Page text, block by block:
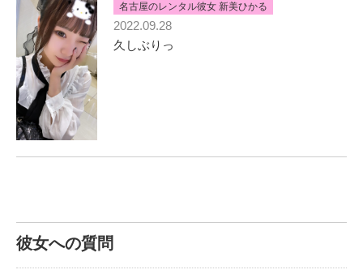
名古屋のレンタル彼女 新美ひかる
2022.09.28
久しぶりっ
彼女への質問